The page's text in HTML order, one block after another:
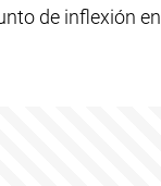
de inflexión en